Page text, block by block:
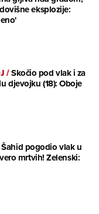
eksplozije:
/Skočio pod vlak i za
djevojku (18): Oboje
pogodio vlak u
mrtvih! Zelenski: